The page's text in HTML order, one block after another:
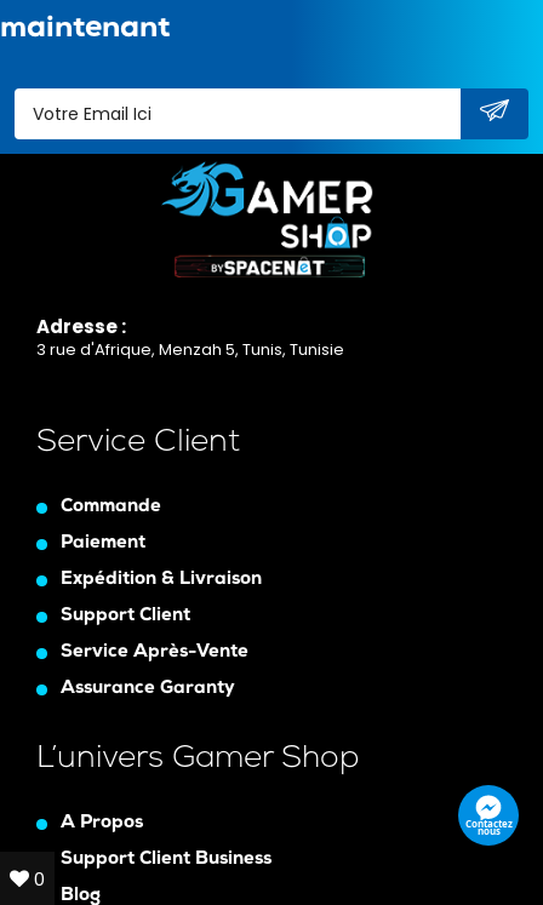
maintenant
Adresse :
3 rue d'Afrique, Menzah 5, Tunis, Tunisie
Service Client
Commande
Paiement
Expédition & Livraison
Support Client
Service Après-Vente
Assurance Garanty
L’univers Gamer Shop
A Propos
Support Client Business
Blog
Contactez
nous
0
0